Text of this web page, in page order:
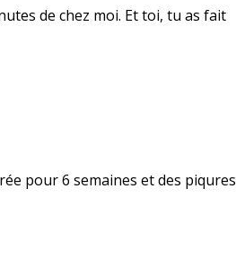
de chez moi. Et toi, tu as fait
pour 6 semaines et des piqures